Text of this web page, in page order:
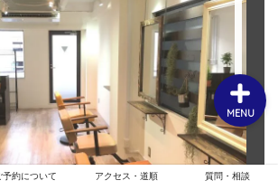
予約について アクセス・道順 質問・相談
MENU
メニュー・クーポン